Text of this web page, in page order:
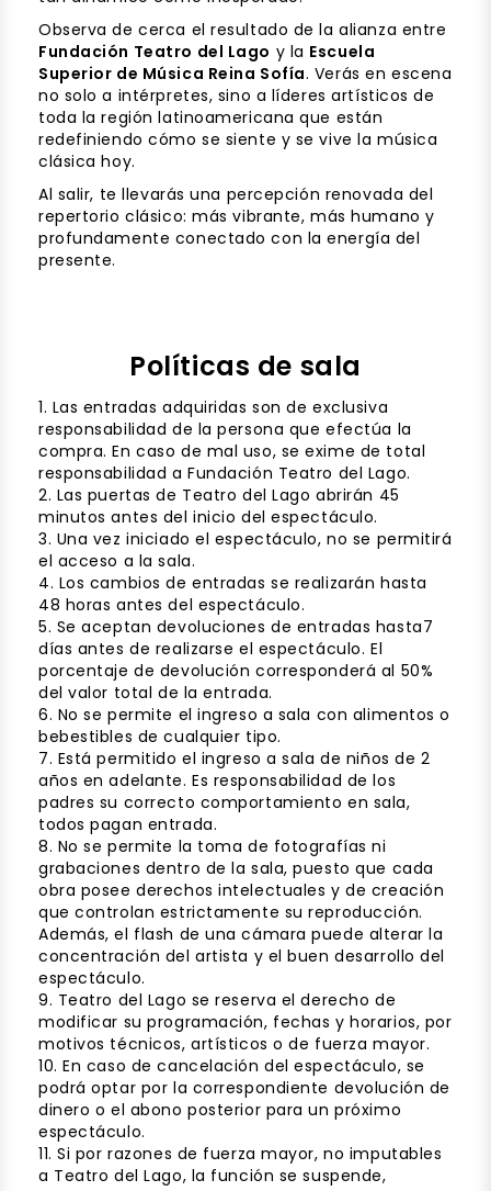
Observa de cerca el resultado de la alianza entre
Fundación Teatro del Lago y la Escuela
Superior de Música Reina Sofía. Verás en escena
no solo a intérpretes, sino a líderes artísticos de
toda la región latinoamericana que están
redefiniendo cómo se siente y se vive la música
clásica hoy.
Al salir, te llevarás una percepción renovada del
repertorio clásico: más vibrante, más humano y
profundamente conectado con la energía del
presente.
Políticas de sala
1. Las entradas adquiridas son de exclusiva
responsabilidad de la persona que efectúa la
compra. En caso de mal uso, se exime de total
responsabilidad a Fundación Teatro del Lago.
2. Las puertas de Teatro del Lago abrirán 45
minutos antes del inicio del espectáculo.
3. Una vez iniciado el espectáculo, no se permitirá
el acceso a la sala.
4. Los cambios de entradas se realizarán hasta
48 horas antes del espectáculo.
5. Se aceptan devoluciones de entradas hasta7
días antes de realizarse el espectáculo. El
porcentaje de devolución corresponderá al 50%
del valor total de la entrada.
6. No se permite el ingreso a sala con alimentos o
bebestibles de cualquier tipo.
7. Está permitido el ingreso a sala de niños de 2
años en adelante. Es responsabilidad de los
padres su correcto comportamiento en sala,
todos pagan entrada.
8. No se permite la toma de fotografías ni
grabaciones dentro de la sala, puesto que cada
obra posee derechos intelectuales y de creación
que controlan estrictamente su reproducción.
Además, el flash de una cámara puede alterar la
concentración del artista y el buen desarrollo del
espectáculo.
9. Teatro del Lago se reserva el derecho de
modificar su programación, fechas y horarios, por
motivos técnicos, artísticos o de fuerza mayor.
10. En caso de cancelación del espectáculo, se
podrá optar por la correspondiente devolución de
dinero o el abono posterior para un próximo
espectáculo.
11. Si por razones de fuerza mayor, no imputables
a Teatro del Lago, la función se suspende,